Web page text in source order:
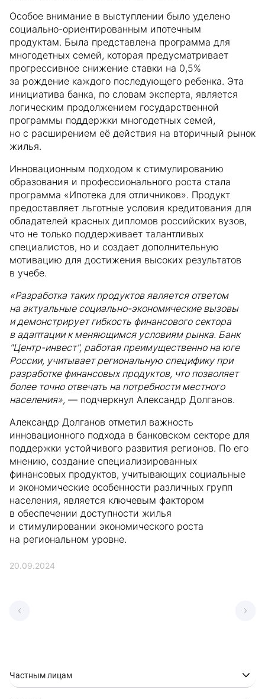
Особое внимание в выступлении было уделено
социально-ориентированным ипотечным
продуктам. Была представлена программа для
многодетных семей, которая предусматривает
прогрессивное снижение ставки на 0,5%
за рождение каждого последующего ребенка. Эта
инициатива банка, по словам эксперта, является
логическим продолжением государственной
программы поддержки многодетных семей,
но с расширением её действия на вторичный рынок
жилья.
Инновационным подходом к стимулированию
образования и профессионального роста стала
программа «Ипотека для отличников». Продукт
предоставляет льготные условия кредитования для
обладателей красных дипломов российских вузов,
что не только поддерживает талантливых
специалистов, но и создает дополнительную
мотивацию для достижения высоких результатов
в учебе.
«Разработка таких продуктов является ответом
на актуальные социально-экономические вызовы
и демонстрирует гибкость финансового сектора
в адаптации к меняющимся условиям рынка. Банк
"Центр-инвест", работая преимущественно на юге
России, учитывает региональную специфику при
разработке финансовых продуктов, что позволяет
более точно отвечать на потребности местного
населения», — подчеркнул Александр Долганов.
Александр Долганов отметил важность
инновационного подхода в банковском секторе для
поддержки устойчивого развития регионов. По его
мнению, создание специализированных
финансовых продуктов, учитывающих социальные
и экономические особенности различных групп
населения, является ключевым фактором
в обеспечении доступности жилья
и стимулировании экономического роста
на региональном уровне.
20.09.2024
Частным лицам